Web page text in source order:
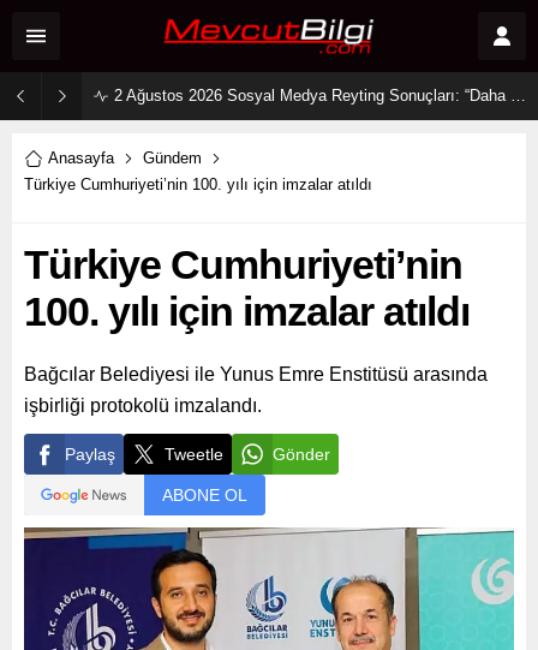
2 Ağustos 2026 Sosyal Medya Reyting Sonuçları: “Daha 17” Ekranlara Ambargo Koydu!
Anasayfa
Gündem
Türkiye Cumhuriyeti’nin 100. yılı için imzalar atıldı
Türkiye Cumhuriyeti’nin
100. yılı için imzalar atıldı
Bağcılar Belediyesi ile Yunus Emre Enstitüsü arasında
işbirliği protokolü imzalandı.
Paylaş Tweetle Gönder
ABONE OL